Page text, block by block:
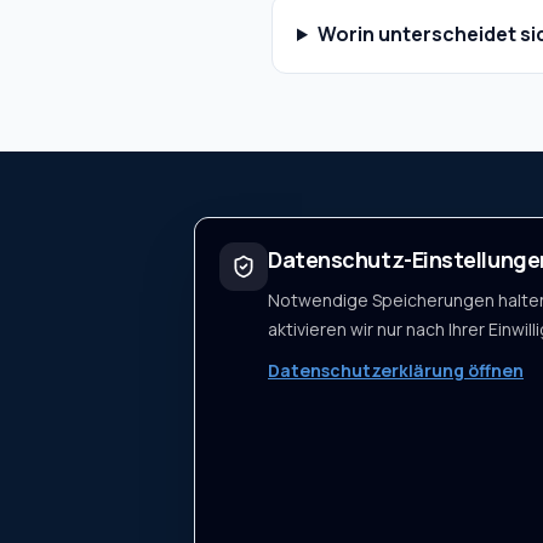
Worin unterscheidet
Starten Sie
Datenschutz-
Notwendige Speicherungen
aktivieren wir nur nach Ihrer
Datenschutzerklärung öffnen